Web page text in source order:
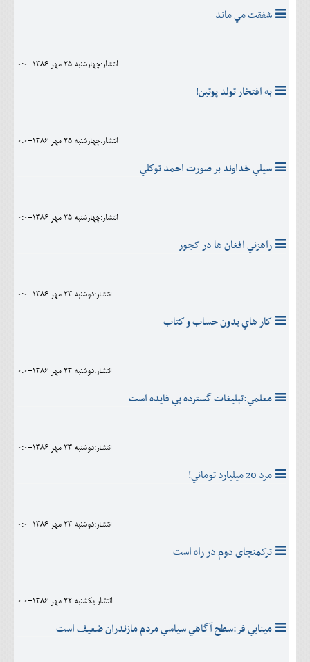
شفقت مي ماند
انتشار:چهارشنبه 25 مهر 1386-0:0
به افتخار تولد پوتین!
انتشار:چهارشنبه 25 مهر 1386-0:0
سيلي خداوند بر صورت احمد توكلي
انتشار:چهارشنبه 25 مهر 1386-0:0
راهزني افغان ها در کجور
انتشار:دوشنبه 23 مهر 1386-0:0
كار هاي بدون حساب و كتاب
انتشار:دوشنبه 23 مهر 1386-0:0
معلمي:تبليغات گسترده بي فايده است
انتشار:دوشنبه 23 مهر 1386-0:0
مرد 20 ميليارد توماني!
انتشار:دوشنبه 23 مهر 1386-0:0
ترکمنچای دوم در راه است
انتشار:يکشنبه 22 مهر 1386-0:0
مينايي فر:سطح آگاهي سياسي مردم مازندران ضعيف است